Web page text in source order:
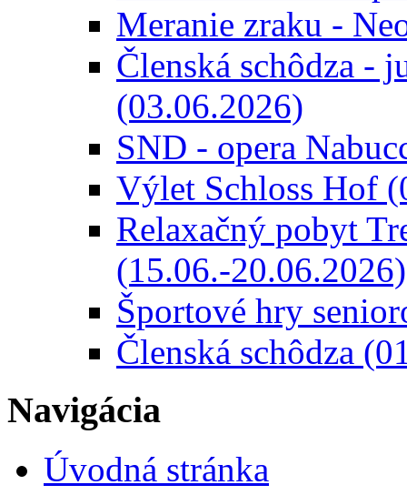
Meranie zraku -
Členská schôdza -
(03.06.2026)
SND - opera
Výlet Schloss Hof
Relaxačný pobyt
(15.06.-20.06.2026)
Športové hry
Členská schôdza
Navigácia
Úvodná stránka